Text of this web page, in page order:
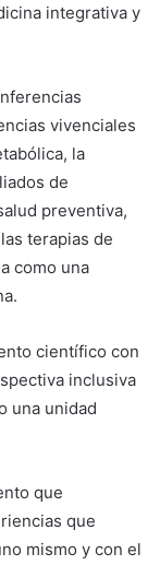
integrativa y
vivenciales
la
de
preventiva,
terapias de
como una
científico con
inclusiva
una unidad
que
que
mismo y con el